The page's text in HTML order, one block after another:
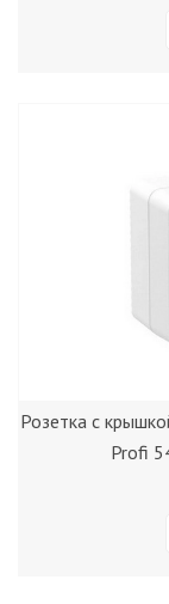
Розетка с
Profi